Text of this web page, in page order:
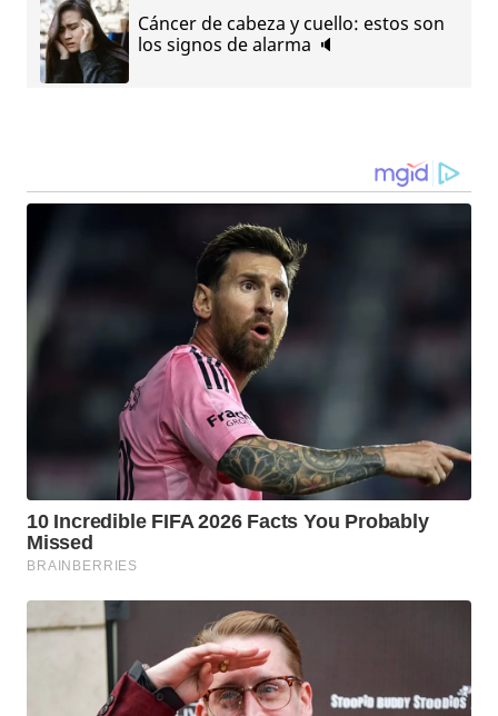
Cáncer de cabeza y cuello: estos son
los signos de alarma 🔈